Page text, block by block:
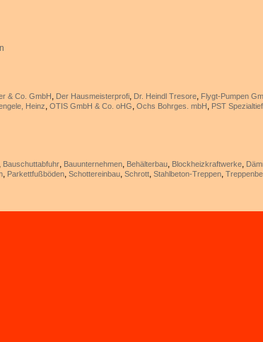
& Co. GmbH, Der Hausmeisterprofi, Dr. Heindl Tresore, Flygt-Pumpen
Heinz,OTIS GmbH & Co. oHG,Ochs Bohrges. mbH, PST
, Bauschuttabfuhr, Bauunternehmen, Behälterbau, Blockheizkraftwerke,
, Parkettfußböden,Schottereinbau,Schrott,Stahlbeton-Treppen,